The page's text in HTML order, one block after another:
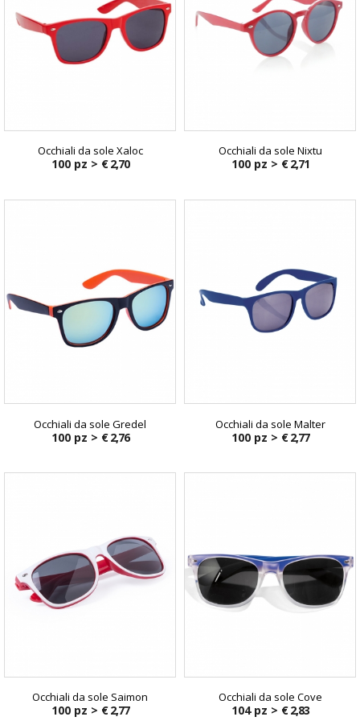
Occhiali da sole Xaloc
100 pz > € 2,70
Occhiali da sole Nixtu
100 pz > € 2,71
Occhiali da sole Gredel
100 pz > € 2,76
Occhiali da sole Malter
100 pz > € 2,77
Occhiali da sole Saimon
100 pz > € 2,77
Occhiali da sole Cove
104 pz > € 2,83